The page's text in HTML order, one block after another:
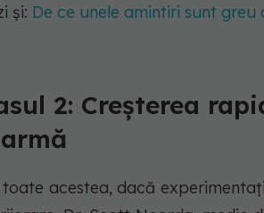
și: De ce unele amintiri sunt
2: Creșterea
toate acestea, dacă